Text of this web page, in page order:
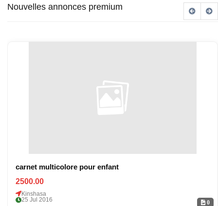
Nouvelles annonces premium
0
carnet multicolore pour enfant
2500.00
Kinshasa
25 Jul 2016